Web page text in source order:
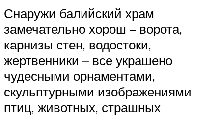
Снаружи балийский храм
замечательно хорош – ворота,
карнизы стен, водостоки,
жертвенники – все украшено
чудесными орнаментами,
скульптурными изображениями
птиц, животных, страшных